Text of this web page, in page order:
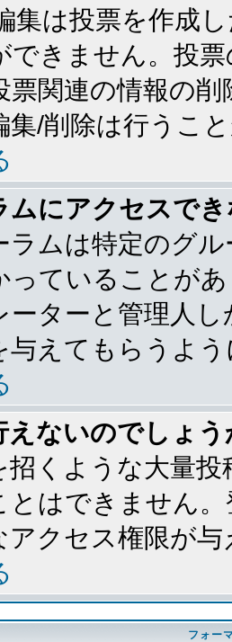
集は投票を作成
できません。投
票関連の情報の
集/削除は行うこ
ムにアクセスで
ラムは特定のグ
っていることが
ーターと管理人
与えてもらうよ
えないのでしょう
招くような大量
とはできません
アクセス権限が
フォー